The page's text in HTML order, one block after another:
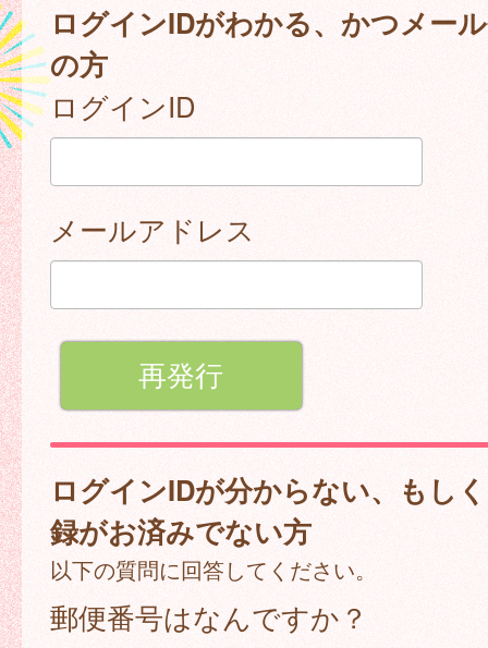
ログインIDがわかる、かつメー
の方
ログインID
メールアドレス
ログインIDが分からない、もし
録がお済みでない方
以下の質問に回答してください。
郵便番号はなんですか？